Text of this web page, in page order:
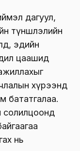
дагуул,
түншлэлийн
эдийн
цаашид
хүрээнд
бататгалаа.
солилцоонд
нь